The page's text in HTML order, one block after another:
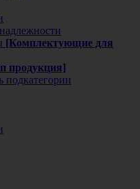
[Комплектующие для
продукция]
подкатегории